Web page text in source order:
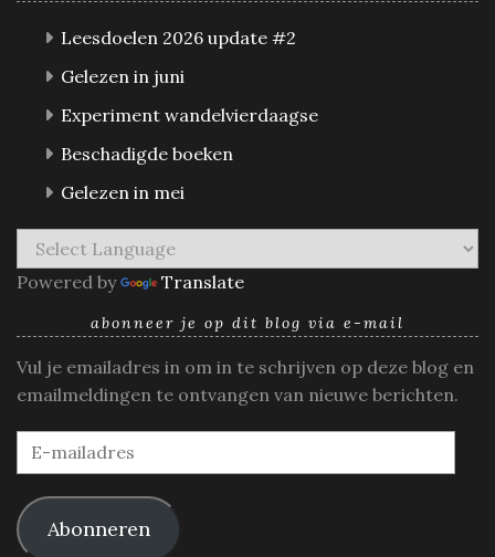
Leesdoelen 2026 update #2
Gelezen in juni
Experiment wandelvierdaagse
Beschadigde boeken
Gelezen in mei
Powered by Translate
abonneer je op dit blog via e-mail
Vul je emailadres in om in te schrijven op deze blog en
emailmeldingen te ontvangen van nieuwe berichten.
E-
mailadres
Abonneren